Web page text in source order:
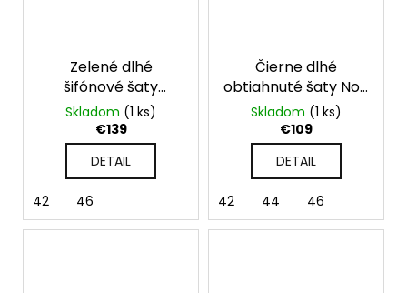
Zelené dlhé
šifónové šaty
Ophelia
Skladom (1 ks)
€139
DETAIL
42 46
Čierne dlhé
obtiahnuté šaty Noir
na jedno rameno
Skladom (1 ks)
€109
DETAIL
42 44 46